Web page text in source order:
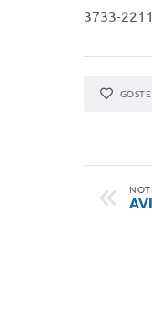
3733-
GOSTEI